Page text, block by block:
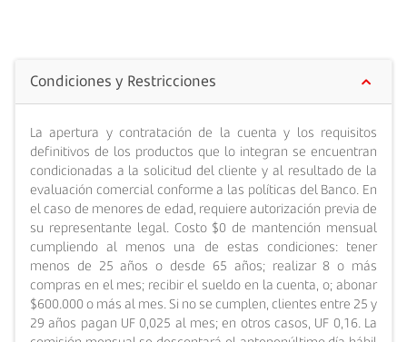
Banco Santander.
Condiciones y Restricciones
La apertura y contratación de la cuenta y los requisitos
definitivos de los productos que lo integran se encuentran
condicionadas a la solicitud del cliente y al resultado de la
evaluación comercial conforme a las políticas del Banco. En
el caso de menores de edad, requiere autorización previa de
su representante legal. Costo $0 de mantención mensual
cumpliendo al menos una de estas condiciones: tener
menos de 25 años o desde 65 años; realizar 8 o más
compras en el mes; recibir el sueldo en la cuenta, o; abonar
$600.000 o más al mes. Si no se cumplen, clientes entre 25 y
29 años pagan UF 0,025 al mes; en otros casos, UF 0,16. La